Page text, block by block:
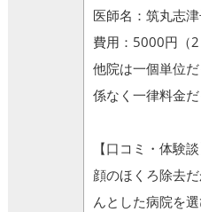
医師名：筑丸志津
費用：5000円（2
他院は一個単位
係なく一律料金だ
【口コミ・体験談
顔のほくろ除去
んとした病院を